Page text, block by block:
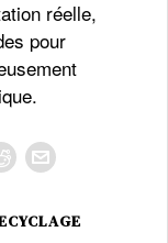
réelle,
pour